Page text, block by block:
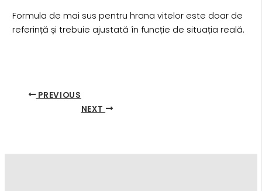
Formula de mai sus pentru hrana vitelor este doar de
referință și trebuie ajustată în funcție de situația reală.
PREVIOUS
NEXT